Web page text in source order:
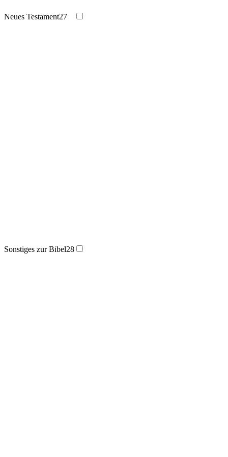
Neues Testament27
Sonstiges zur Bibel28